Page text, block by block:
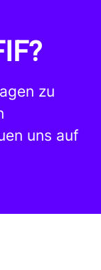
zu
uns auf